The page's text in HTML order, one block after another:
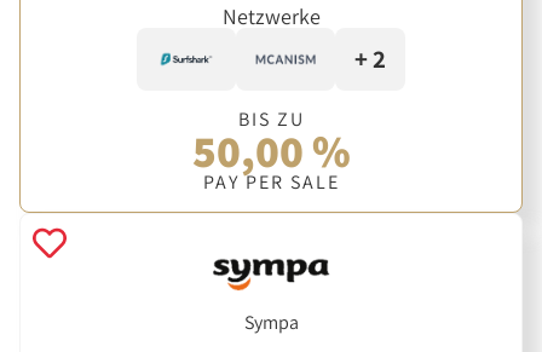
Netzwerke
+ 2
BIS ZU
50,00 %
PAY PER SALE
Sympa